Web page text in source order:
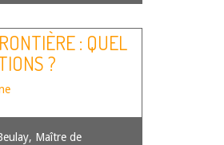
: QUEL
?
Maître de